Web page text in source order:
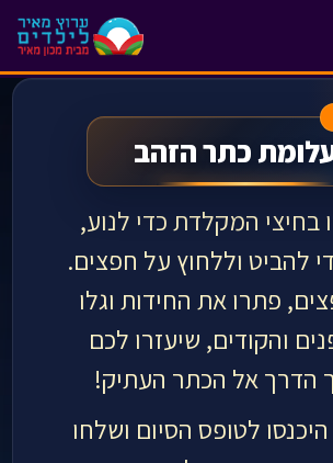
כתר הזהב
המקלדת כדי לנוע,
להביט וללחוץ על חפצים.
פתרו את החידות וגלו
והקודים, שיעזרו לכם
הדרך אל הכתר העתיק!
לטופס הסיום ושלחו